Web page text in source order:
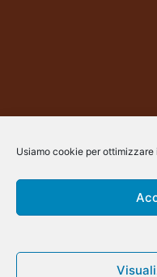
Usiamo cookie per
@ArsCommunication 2023